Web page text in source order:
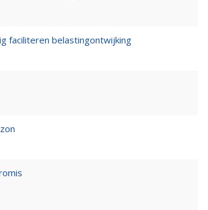
faciliteren belastingontwijking